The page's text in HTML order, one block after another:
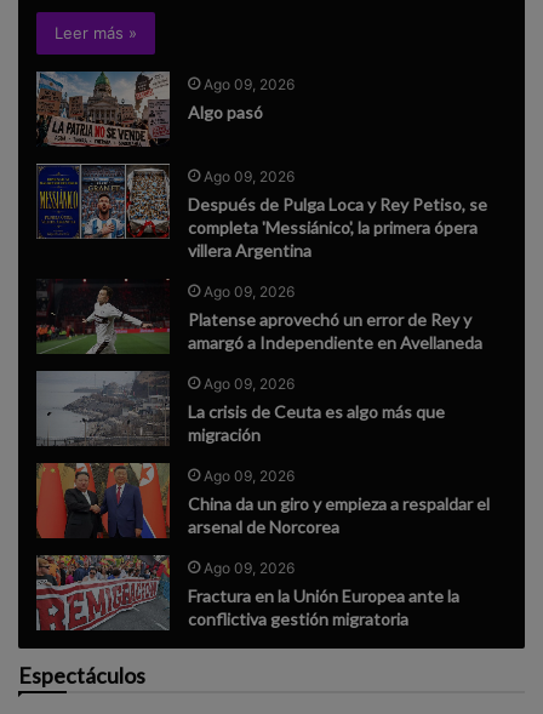
Leer más »
Ago 09, 2026
Algo pasó
Ago 09, 2026
Después de Pulga Loca y Rey Petiso, se
completa 'Messiánico', la primera ópera
villera Argentina
Ago 09, 2026
Platense aprovechó un error de Rey y
amargó a Independiente en Avellaneda
Ago 09, 2026
La crisis de Ceuta es algo más que
migración
Ago 09, 2026
China da un giro y empieza a respaldar el
arsenal de Norcorea
Ago 09, 2026
Fractura en la Unión Europea ante la
conflictiva gestión migratoria
Espectáculos